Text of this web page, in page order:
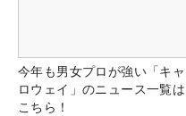
今年も男女プロが強い「キャ
ロウェイ」のニュース一覧は
こちら！